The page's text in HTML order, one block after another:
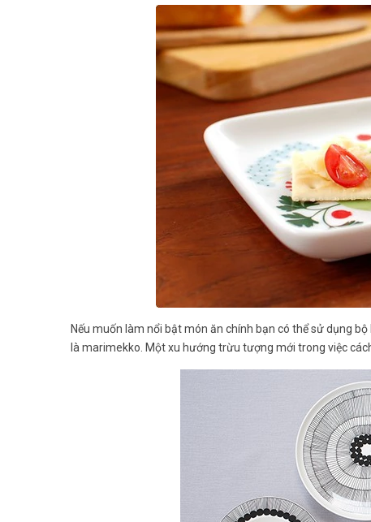
Nếu muốn làm nổi bật món ăn chính bạn có thể sử dụng
là marimekko. Một xu hướng trừu tượng mới trong việc